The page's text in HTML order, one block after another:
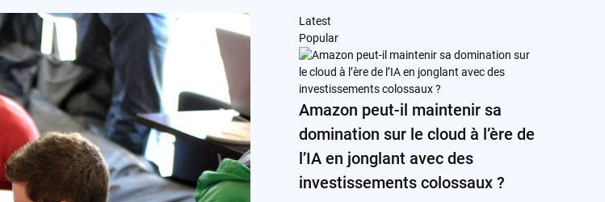
Latest
Popular
Amazon peut-il maintenir sa
domination sur le cloud à l’ère de
l’IA en jonglant avec des
investissements colossaux ?